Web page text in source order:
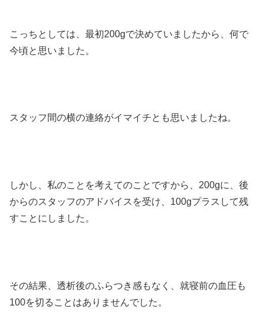
こっちとしては、最初200gで決めていましたから、何で
今頃と思いました。
スタッフ間の横の連絡がイマイチとも思いましたね。
しかし、私のことを考えてのことですから、200gに、後
からのスタッフのアドバイスを受け、100gプラスして残
すことにしました。
その結果、透析後のふらつき感もなく、就寝前の血圧も
100を切ることはありませんでした。